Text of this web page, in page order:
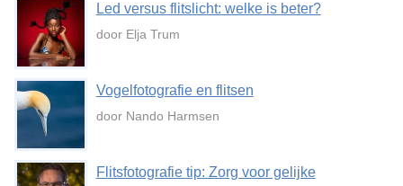
Led versus flitslicht: welke is beter?
door Elja Trum
Vogelfotografie en flitsen
door Nando Harmsen
Flitsfotografie tip: Zorg voor gelijke